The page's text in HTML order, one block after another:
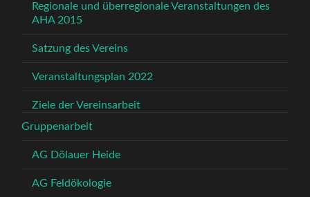
Regionale und überregionale Veranstaltungen des
AHA 2015
Satzung des Vereins
Veranstaltungsplan 2022
Ziele der Vereinsarbeit
Gruppenarbeit
AG Dölauer Heide
AG Feldökologie